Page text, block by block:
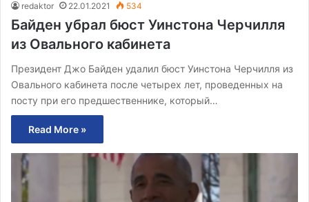
redaktor 22.01.2021 534
Байден убрал бюст Уинстона Черчилля
из Овального кабинета
Президент Джо Байден удалил бюст Уинстона Черчилля из
Овального кабинета после четырех лет, проведенных на
посту при его предшественнике, который…
Read More »